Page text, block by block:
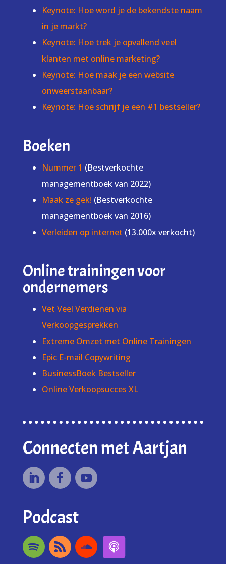
Keynote: Hoe word je de bekendste naam
in je markt?
Keynote: Hoe trek je opvallend veel
klanten met online marketing?
Keynote: Hoe maak je een website
onweerstaanbaar?
Keynote: Hoe schrijf je een #1 bestseller?
Boeken
Nummer 1 (Bestverkochte
managementboek van 2022)
Maak ze gek! (Bestverkochte
managementboek van 2016)
Verleiden op internet (13.000x verkocht)
Online trainingen voor
ondernemers
Vet Veel Verdienen via
Verkoopgesprekken
Extreme Omzet met Online Trainingen
Epic E-mail Copywriting
BusinessBoek Bestseller
Online Verkoopsucces XL
Connecten met Aartjan
Podcast